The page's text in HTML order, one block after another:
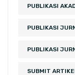
PUBLIKASI
PUBLIKASI
PUBLIKASI
SUBMIT